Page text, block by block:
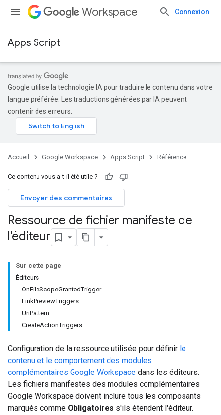
Workspace Connexion
Apps Script
Google utilise la technologie IA pour traduire le contenu dans votre
langue préférée. Les traductions générées par IA peuvent
contenir des erreurs.
Accueil Google Workspace Apps Script Référence
Ce contenu vous a-t-il été utile ?
Envoyer des commentaires
Ressource de fichier manifeste de
l'éditeur
Sur cette page
Éditeurs
OnFileScopeGrantedTrigger
LinkPreviewTriggers
UriPattern
CreateActionTriggers
Configuration de la ressource utilisée pour définir le
contenu et le comportement des modules
complémentaires Google Workspace dans les éditeurs.
Les fichiers manifestes des modules complémentaires
Google Workspace doivent inclure tous les composants
marqués comme Obligatoires s'ils étendent l'éditeur.